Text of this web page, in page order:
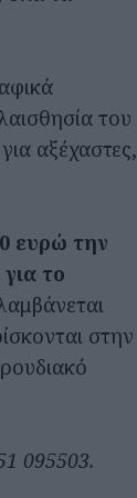
του
αξέχαστες,
ευρώ την
το
στην
095503.